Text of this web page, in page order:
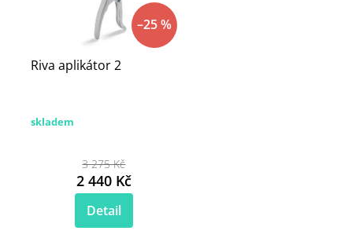
–25 %
Riva aplikátor 2
skladem
3 275 Kč
2 440 Kč
Detail